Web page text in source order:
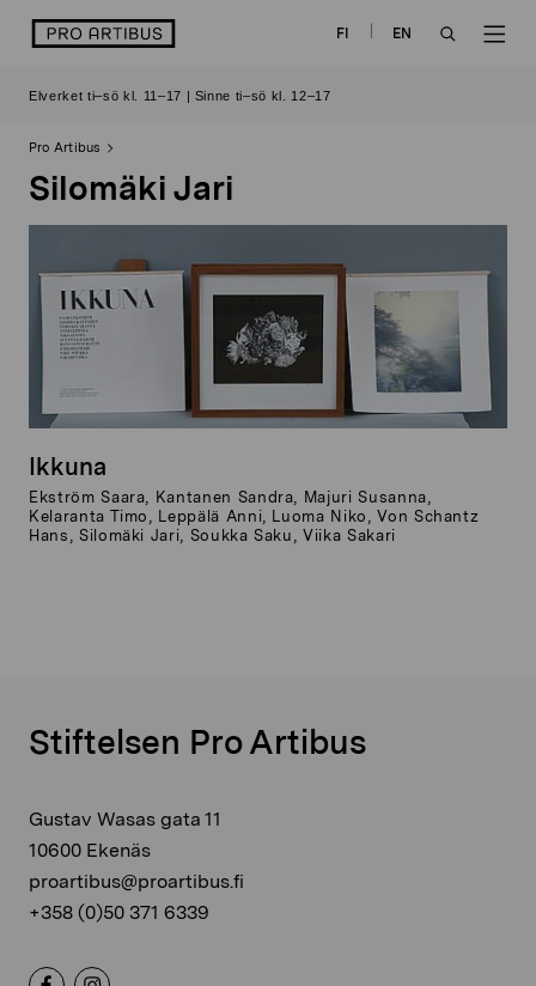
logo FI
EN
Elverket ti–sö kl. 11–17 | Sinne ti–sö kl. 12–17
Pro Artibus
Silomäki Jari
Ikkuna
Ekström Saara, Kantanen Sandra, Majuri Susanna,
Kelaranta Timo, Leppälä Anni, Luoma Niko, Von Schantz
Hans, Silomäki Jari, Soukka Saku, Viika Sakari
Stiftelsen Pro Artibus
Gustav Wasas gata 11
10600 Ekenäs
proartibus@proartibus.fi
+358 (0)50 371 6339